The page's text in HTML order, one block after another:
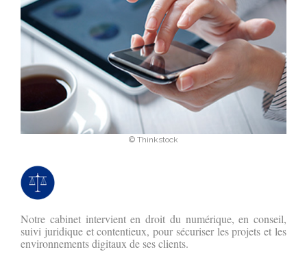
© Thinkstock
Notre cabinet intervient en droit du numérique, en conseil,
suivi juridique et contentieux, pour sécuriser les projets et les
environnements digitaux de ses clients.